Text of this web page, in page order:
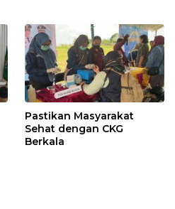
Pastikan Masyarakat
Sehat dengan CKG
Berkala